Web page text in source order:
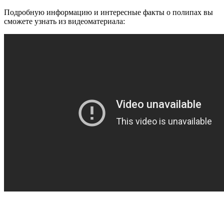
Подробную информацию и интересные факты о полипах вы
сможете узнать из видеоматериала: